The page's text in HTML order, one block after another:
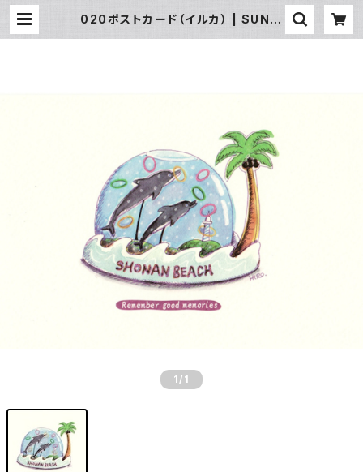
020ポストカード（イルカ） | SUN湘
1 /1